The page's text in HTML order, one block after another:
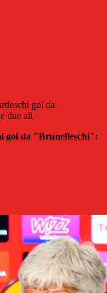
gol da
due ali
gol da "Brunelleschi":